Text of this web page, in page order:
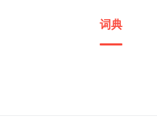
词典